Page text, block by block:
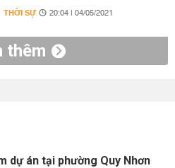
THỜI SỰ 20:04 | 04/05/2021
thêm
dự án tại phường Quy Nhơn